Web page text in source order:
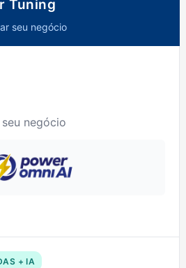
Tuning
seu negócio
negócio
+ IA